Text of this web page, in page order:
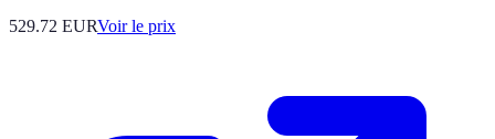
529.72 EURVoir le prix